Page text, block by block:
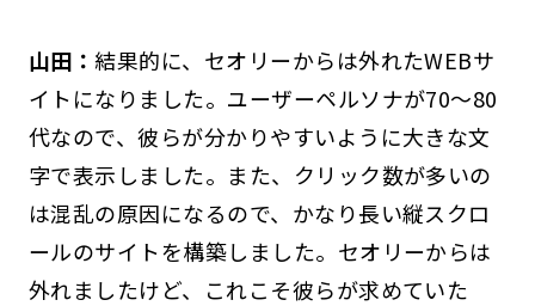
山田：結果的に、セオリーからは外れたWEBサ
イトになりました。ユーザーペルソナが70～80
代なので、彼らが分かりやすいように大きな文
字で表示しました。また、クリック数が多いの
は混乱の原因になるので、かなり長い縦スクロ
ールのサイトを構築しました。セオリーからは
外れましたけど、これこそ彼らが求めていた